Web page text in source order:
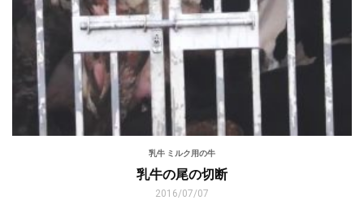
乳牛 ミルク用の牛
乳牛の尾の切断
2016/07/07